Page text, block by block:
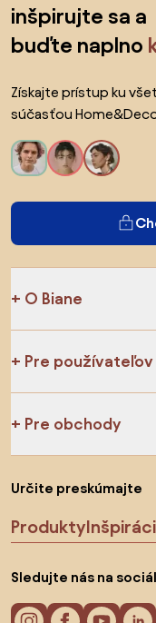
inšpirujte sa a
buďte naplno
Získajte prístup ku
súčasťou
O Biane
Pre používateľov
Pre obchody
Určite preskúmajte
Produkty
Sledujte nás na